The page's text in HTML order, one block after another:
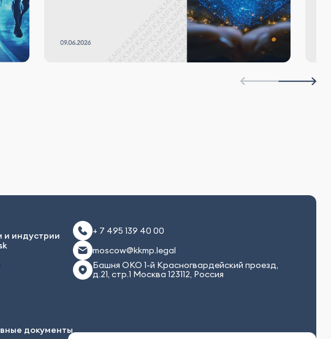
и индустрии
документы
+ 7 495 139 40 00
moscow@kkmp.legal
Башня ОКО 1-й Красногвардейский проезд,
д.21, стр.1 Москва 123112, Россия